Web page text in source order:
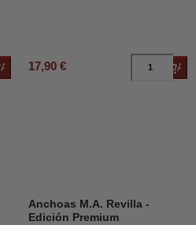
Añadir al carrito
17,90 €
Anchoas M.A. Revilla -
Edición Premium